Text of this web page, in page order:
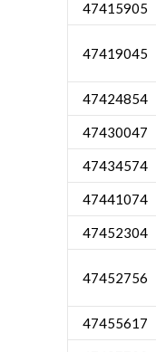
47415905
47419045
47424854
47430047
47434574
47441074
47452304
47452756
47455617